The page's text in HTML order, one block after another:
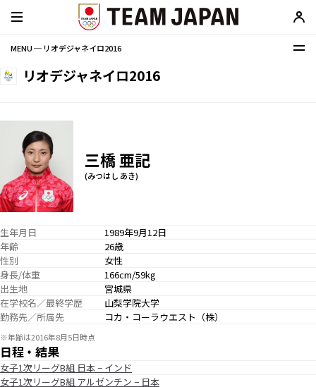
MENU ─ リオデジャネイロ2016
リオデジャネイロ2016
三橋 亜記
(みつはし あき)
生年月日
1989年9月12日
年齢
26歳
性別
女性
身長/体重
166cm/59kg
出生地
宮城県
在学校名／最終学歴
山梨学院大学
勤務先／所属先
コカ・コーラウエスト（株）
※年齢は2016年8月5日時点
日程・結果
女子1次リーグB組 日本 − インド
女子1次リーグB組 アルゼンチン − 日本